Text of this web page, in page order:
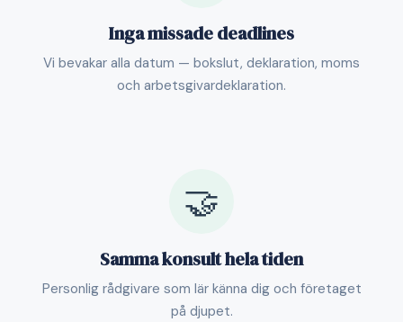
Inga missade deadlines
Vi bevakar alla datum — bokslut, deklaration, moms
och arbetsgivardeklaration.
🤝
Samma konsult hela tiden
Personlig rådgivare som lär känna dig och företaget
på djupet.